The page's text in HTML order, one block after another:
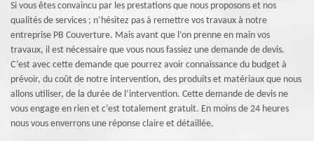
Si vous êtes convaincu par les prestations que nous proposons et nos
qualités de services ; n’hésitez pas à remettre vos travaux à notre
entreprise PB Couverture. Mais avant que l’on prenne en main vos
travaux, il est nécessaire que vous nous fassiez une demande de devis.
C’est avec cette demande que pourrez avoir connaissance du budget à
prévoir, du coût de notre intervention, des produits et matériaux que nous
allons utiliser, de la durée de l’intervention. Cette demande de devis ne
vous engage en rien et c’est totalement gratuit. En moins de 24 heures
nous vous enverrons une réponse claire et détaillée.